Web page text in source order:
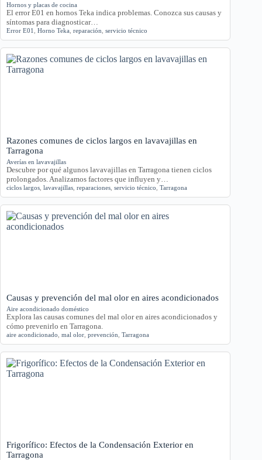
Hornos y placas de cocina
El error E01 en hornos Teka indica problemas. Conozca sus causas y
síntomas para diagnosticar…
Error E01 Horno Teka reparación servicio técnico
Razones comunes de ciclos largos en lavavajillas en
Tarragona
Averías en lavavajillas
Descubre por qué algunos lavavajillas en Tarragona tienen ciclos
prolongados. Analizamos factores que influyen y…
ciclos largos lavavajillas reparaciones servicio técnico Tarragona
Causas y prevención del mal olor en aires acondicionados
Aire acondicionado doméstico
Explora las causas comunes del mal olor en aires acondicionados y
cómo prevenirlo en Tarragona.
aire acondicionado mal olor prevención Tarragona
Frigorífico: Efectos de la Condensación Exterior en
Tarragona